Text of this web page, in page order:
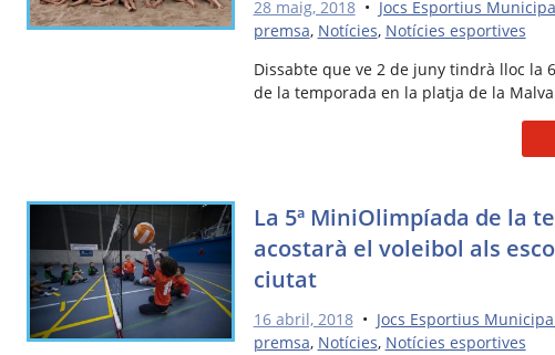
28 maig, 2018• Jocs Esportius
premsa, Notícies, Notícies esportives
Dissabte que ve 2 de juny tindrà lloc la
de la temporada en la platja de la
La 5ª MiniOlimpíada de la
acostarà el voleibol als
ciutat
16 abril, 2018• Jocs Esportius
premsa, Notícies, Notícies esportives